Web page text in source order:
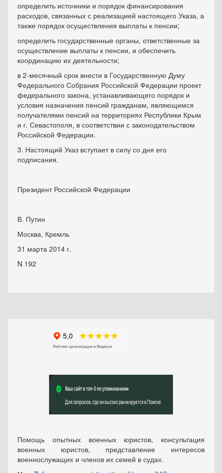
определить источники и порядок финансирования
расходов, связанных с реализацией настоящего Указа, а
также порядок осуществления выплаты к пенсии;
определить государственные органы, ответственные за
осуществление выплаты к пенсии, и обеспечить
координацию их деятельности;
в 2-месячный срок внести в Государственную Думу
Федерального Собрания Российской Федерации проект
федерального закона, устанавливающего порядок и
условия назначения пенсий гражданам, являющимся
получателями пенсий на территориях Республики Крым
и г. Севастополя, в соответствии с законодательством
Российской Федерации.
3. Настоящий Указ вступает в силу со дня его
подписания.
Президент Российской Федерации
В. Путин
Москва, Кремль
31 марта 2014 г.
N 192
Помощь опытных военных юристов, консультация
военных юристов, представление интересов
военнослужащих и членов их семей в судах.